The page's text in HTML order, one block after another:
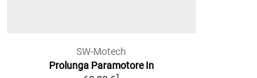
SW-Motech
Prolunga Paramotore In